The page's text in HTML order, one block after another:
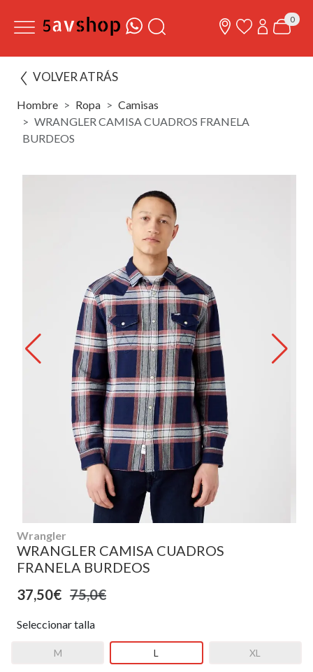
0
VOLVER ATRÁS
Hombre Ropa
Camisas
WRANGLER CAMISA CUADROS FRANELA
BURDEOS
Wrangler
WRANGLER CAMISA CUADROS
FRANELA BURDEOS
37,50€ 75,0€
Seleccionar talla
M L XL